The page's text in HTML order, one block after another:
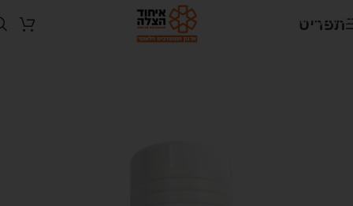
Skip to navigation
תפריט